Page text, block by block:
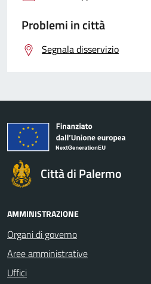
Problemi in città
Segnala disservizio
Città di Palermo
AMMINISTRAZIONE
Organi di governo
Aree amministrative
Uffici